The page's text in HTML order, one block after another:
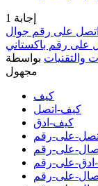
1 إجابة
على رقم جوال
والتقنيات بواسطة
مجهول
كيف
كيف-اتصل
كيف-ادق
على-رقم
على-رقم
على-رقم
على-رقم